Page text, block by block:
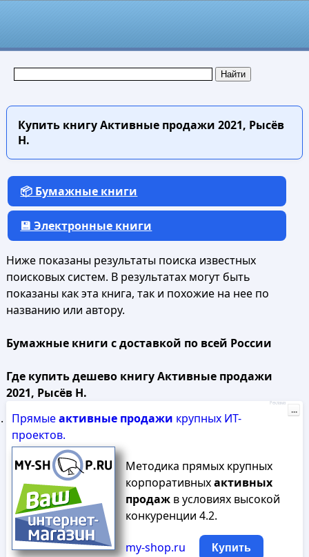
Купить книгуАктивные продажи 2021, Рысёв
Н.
📦 Бумажные книги
💾 Электронные книги
Ниже показаны результаты поиска известных
поисковых систем. В результатах могут быть
показаны как эта книга, так и похожие на нее по
названию или автору.
Бумажные книги с доставкой по всей России
Где купить дешево книгу Активные продажи
2021, Рысёв Н.
Прямыеактивные продажи крупных ИТ-
проектов.
Методика прямых крупных
корпоративныхактивных
продажв условиях высокой
конкуренции 4.2.
my-shop.ru Купить
Реклама
...